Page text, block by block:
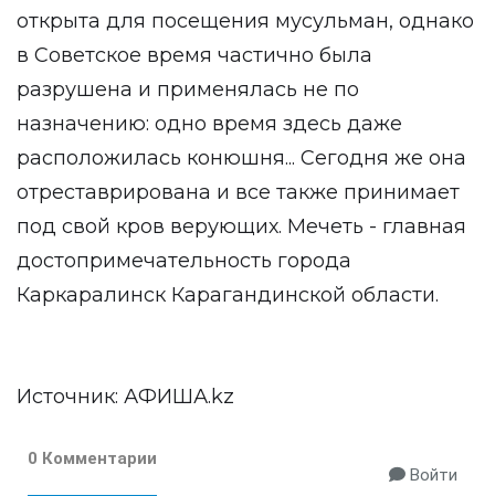
открыта для посещения мусульман, однако
в Советское время частично была
разрушена и применялась не по
назначению: одно время здесь даже
расположилась конюшня... Сегодня же она
отреставрирована и все также принимает
под свой кров верующих. Мечеть - главная
достопримечательность города
Каркаралинск Карагандинской области.
Источник: АФИША.kz
0 Комментарии
Войти